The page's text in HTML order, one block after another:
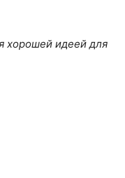
хорошей идеей для